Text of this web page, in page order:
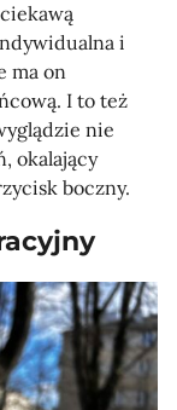
i
ma on
I to też
nie
okalający
boczny.